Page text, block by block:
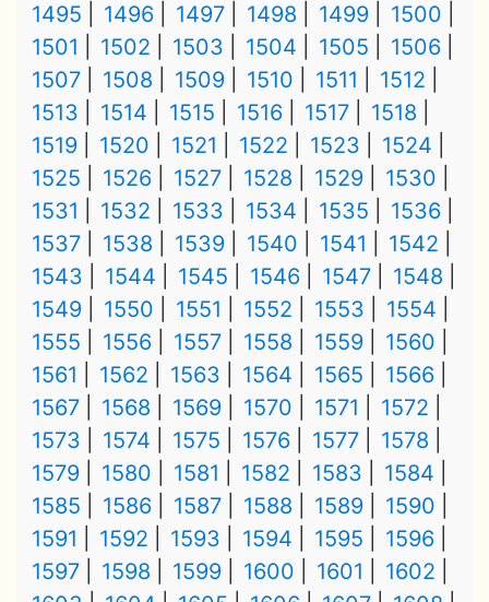
1495
1496 1497 1498 1499
1500
1501
1502 1503 1504 1505
1506
1507
1508 1509 1510 1511
1512
1513
1514 1515 1516 1517
1518
1519
1520 1521 1522 1523
1524
1525
1526 1527 1528 1529
1530
1531
1532 1533 1534 1535
1536
1537
1538 1539 1540 1541
1542
1543
1544 1545 1546 1547
1548
1549
1550 1551 1552 1553
1554
1555
1556 1557 1558 1559
1560
1561
1562 1563 1564 1565
1566
1567
1568 1569 1570 1571
1572
1573
1574 1575 1576 1577
1578
1579
1580 1581 1582 1583
1584
1585
1586 1587 1588 1589
1590
1591
1592 1593 1594 1595
1596
1597
1598 1599 1600 1601
1602